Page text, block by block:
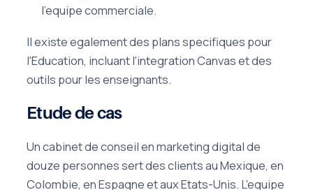
l'equipe commerciale.
Il existe egalement des plans specifiques pour
l'Education, incluant l'integration Canvas et des
outils pour les enseignants.
Etude de cas
Un cabinet de conseil en marketing digital de
douze personnes sert des clients au Mexique, en
Colombie, en Espagne et aux Etats-Unis. L'equipe